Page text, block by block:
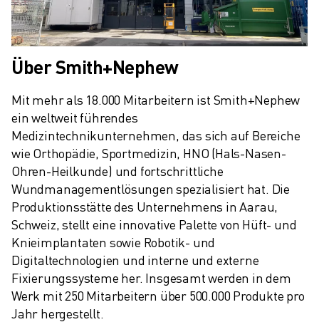
Über Smith+Nephew
Mit mehr als 18.000 Mitarbeitern ist Smith+Nephew
ein weltweit führendes
Medizintechnikunternehmen, das sich auf Bereiche
wie Orthopädie, Sportmedizin, HNO (Hals-Nasen-
Ohren-Heilkunde) und fortschrittliche
Wundmanagementlösungen spezialisiert hat. Die
Produktionsstätte des Unternehmens in Aarau,
Schweiz, stellt eine innovative Palette von Hüft- und
Knieimplantaten sowie Robotik- und
Digitaltechnologien und interne und externe
Fixierungssysteme her. Insgesamt werden in dem
Werk mit 250 Mitarbeitern über 500.000 Produkte pro
Jahr hergestellt.